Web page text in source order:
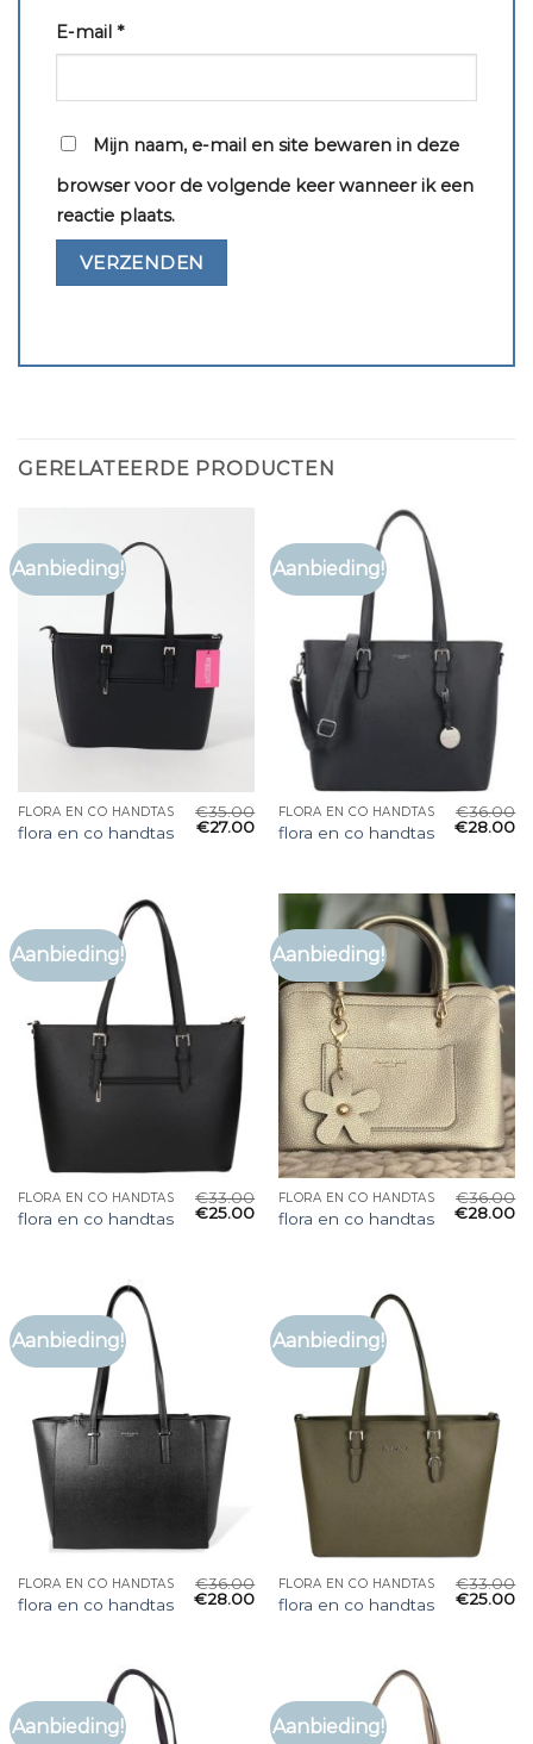
E-mail *
Mijn naam, e-mail en site bewaren in deze
browser voor de volgende keer wanneer ik een
reactie plaats.
GERELATEERDE PRODUCTEN
Aanbieding!
FLORA EN CO HANDTAS
flora en co handtas
€35.00
€27.00
Aanbieding!
FLORA EN CO HANDTAS
flora en co handtas
€36.00
€28.00
Aanbieding!
FLORA EN CO HANDTAS
flora en co handtas
€33.00
€25.00
Aanbieding!
FLORA EN CO HANDTAS
flora en co handtas
€36.00
€28.00
Aanbieding!
FLORA EN CO HANDTAS
flora en co handtas
€36.00
€28.00
Aanbieding!
FLORA EN CO HANDTAS
flora en co handtas
€33.00
€25.00
Aanbieding! Aanbieding!